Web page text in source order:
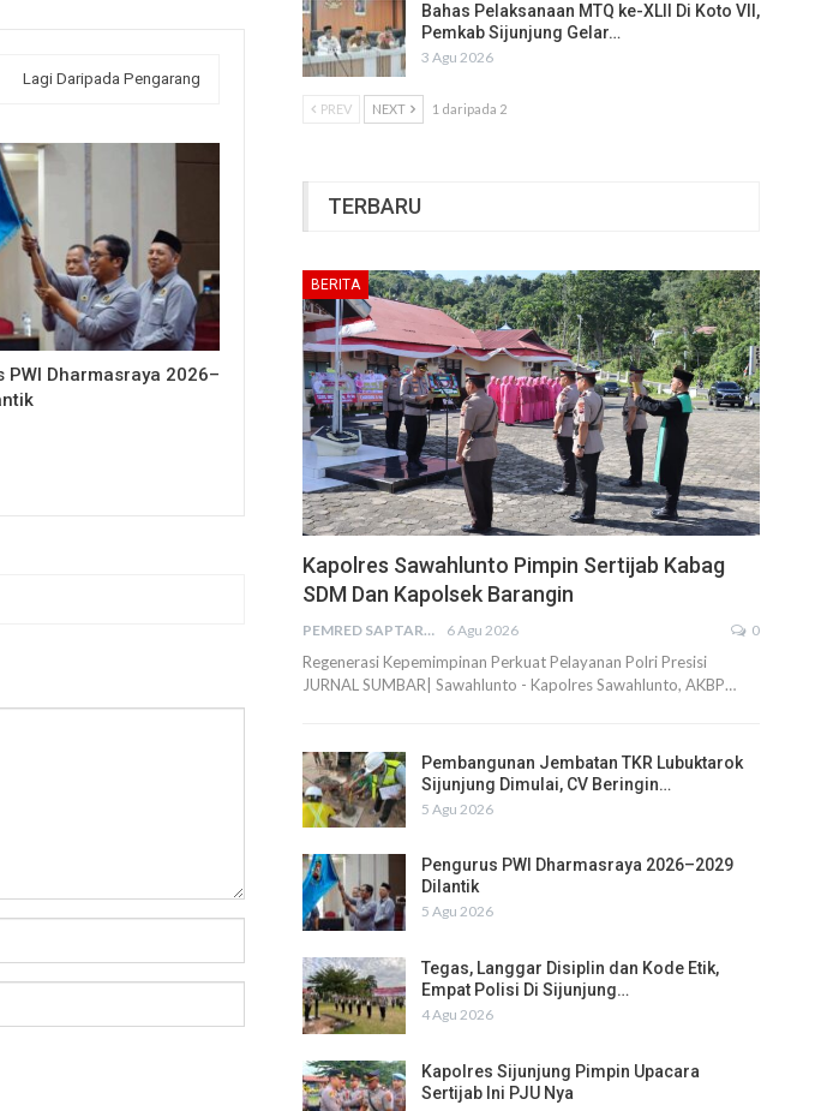
Lagi Daripada Pengarang
PWI Dharmasraya 2026–
Bahas Pelaksanaan MTQ ke-XLII Di Koto VII,
Pemkab Sijunjung Gelar…
3 Agu 2026
PREV NEXT 1 daripada 2
TERBARU
BERITA
Kapolres Sawahlunto Pimpin Sertijab Kabag
SDM Dan Kapolsek Barangin
PEMRED SAPTARIUS 6 Agu 2026 0
Regenerasi Kepemimpinan Perkuat Pelayanan Polri Presisi
JURNAL SUMBAR| Sawahlunto - Kapolres Sawahlunto, AKBP…
Pembangunan Jembatan TKR Lubuktarok
Sijunjung Dimulai, CV Beringin…
5 Agu 2026
Pengurus PWI Dharmasraya 2026–2029
Dilantik
5 Agu 2026
Tegas, Langgar Disiplin dan Kode Etik,
Empat Polisi Di Sijunjung…
4 Agu 2026
Kapolres Sijunjung Pimpin Upacara
Sertijab Ini PJU Nya